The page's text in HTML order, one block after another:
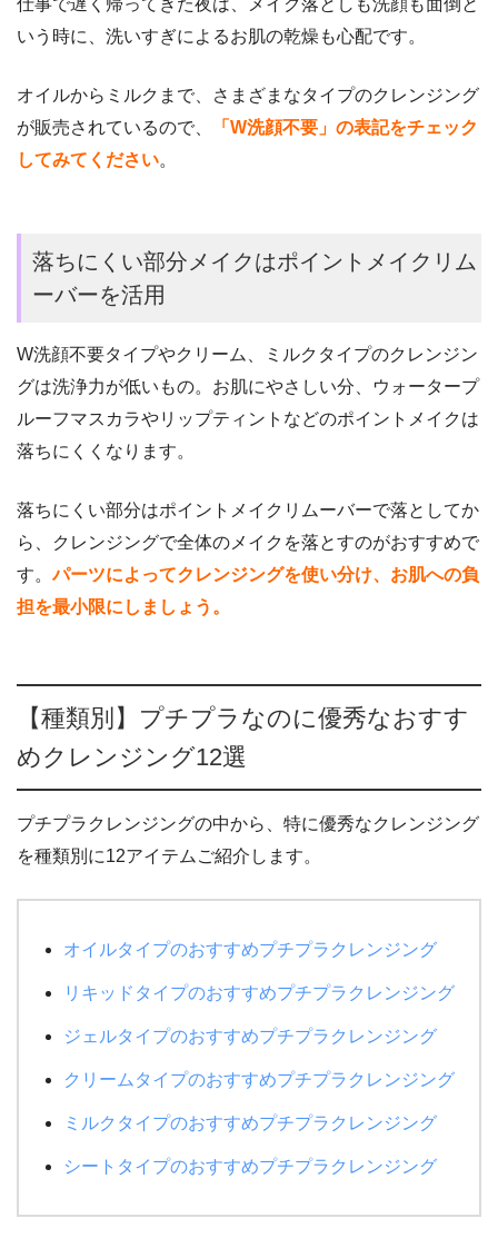
いう時に、洗いすぎによるお肌の乾燥も心配です。
オイルからミルクまで、さまざまなタイプのクレンジング
が販売されているので、
「W洗顔不要」の表記をチェック
してみてください。
落ちにくい部分メイクはポイントメイクリム
ーバーを活用
W洗顔不要タイプやクリーム、ミルクタイプのクレンジン
グは洗浄力が低いもの。お肌にやさしい分、ウォータープ
ルーフマスカラやリップティントなどのポイントメイクは
落ちにくくなります。
落ちにくい部分はポイントメイクリムーバーで落としてか
ら、クレンジングで全体のメイクを落とすのがおすすめで
す。パーツによってクレンジングを使い分け、お肌への負
担を最小限にしましょう。
【種類別】プチプラなのに優秀なおすす
めクレンジング12選
プチプラクレンジングの中から、特に優秀なクレンジング
を種類別に12アイテムご紹介します。
オイルタイプのおすすめプチプラクレンジング
リキッドタイプのおすすめプチプラクレンジング
ジェルタイプのおすすめプチプラクレンジング
クリームタイプのおすすめプチプラクレンジング
ミルクタイプのおすすめプチプラクレンジング
シートタイプのおすすめプチプラクレンジング